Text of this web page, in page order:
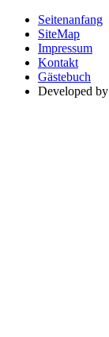
Seitenanfang
SiteMap
Impressum
Kontakt
Gästebuch
Developed